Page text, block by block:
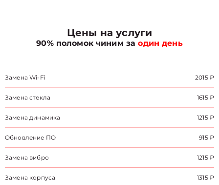
Цены на услуги
90% поломок чиним заодин день
Замена Wi-Fi 2015 ₽
Замена стекла 1615 ₽
Замена динамика 1215 ₽
Обновление ПО 915 ₽
Замена вибро 1215 ₽
Замена корпуса 1315 ₽